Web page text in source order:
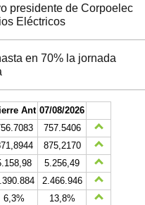
presidente de Corpoelec
Eléctricos
en 70% la jornada
Ant 07/08/2026
757.5406
875,2170
5.256,49
2.466.946
6,3%
13,8%